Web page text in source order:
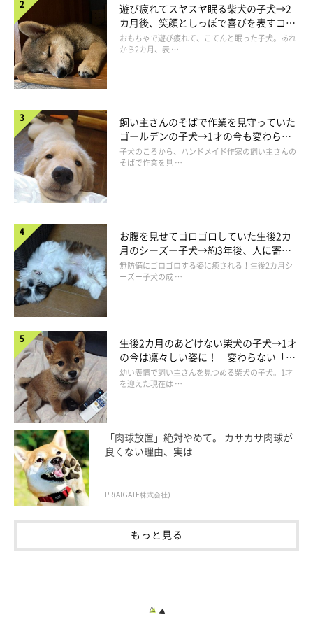
遊び疲れてスヤスヤ眠る柴犬の子犬→2
カ月後、笑顔としっぽで喜びを表すコに
成長！
おもちゃで遊び疲れて、こてんと眠った子犬。あれ
から2カ月、表 …
飼い主さんのそばで作業を見守っていた
ゴールデンの子犬→1才の今も変わらな
い“見守り隊”の姿にほっこり
子犬のころから、ハンドメイド作家の飼い主さんの
そばで作業を見 …
お腹を見せてゴロゴロしていた生後2カ
月のシーズー子犬→約3年後、人に寄り
添う優しいコに成長した姿にほっこり
無防備にゴロゴロする姿に癒される！生後2カ月シ
ーズー子犬の成 …
生後2カ月のあどけない柴犬の子犬→1才
の今は凛々しい姿に！ 変わらない「く
りくりおめめ」にもほっこり
幼い表情で飼い主さんを見つめる柴犬の子犬。1才
を迎えた現在は …
「肉球放置」絶対やめて。 カサカサ肉球が
良くない理由、実は...
PR(AIGATE株式会社)
もっと見る